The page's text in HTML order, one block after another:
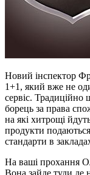
Новий інспектор
1+1, який вже не
сервіс.
борець за права
на які хитрощі
продукти
стандарти в
На ваші прохання
Вона зайде туди де